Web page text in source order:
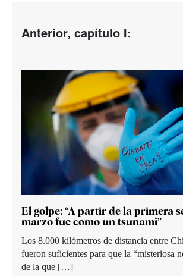
Anterior, capítulo I:
El golpe: “A partir de la primera
marzo fue como un tsunami”
Los 8.000 kilómetros de distancia entre
fueron suficientes para que la “misteriosa
de la que […]